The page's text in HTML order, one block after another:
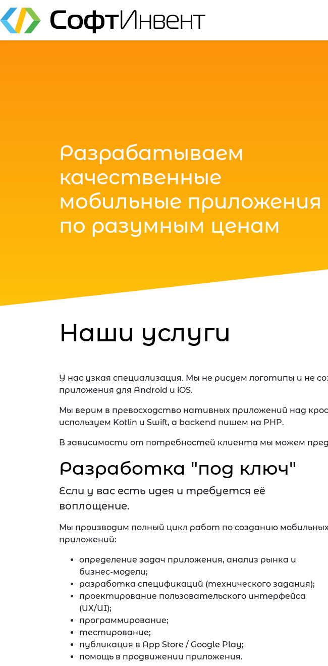
Разрабатываем
качественные
мобильные приложения
по разумным ценам
Наши услуги
У нас узкая специализация. Мы не рисуем логотипы и не
приложения для Android и iOS.
Мы верим в превосходство нативных приложений над
используем Kotlin и Swift, а backend пишем на PHP.
В зависимости от потребностей клиента мы можем
Разработка "под ключ"
Если у вас есть идея и требуется её
воплощение.
Мы производим полный цикл работ по созданию
приложений:
определение задач приложения, анализ рынка и
бизнес-модели;
разработка спецификаций (технического задания);
проектирование пользовательского интерфейса
(UX/UI);
программирование;
тестирование;
публикация в App Store / Google Play;
помощь в продвижении приложения.